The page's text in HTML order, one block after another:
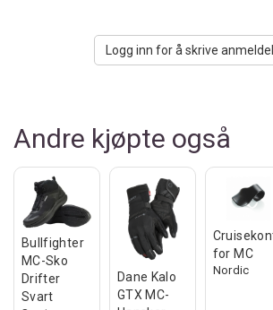
Logg inn for å skrive
Andre kjøpte også
Bullfighter
MC-Sko
Drifter
Svart
Dane Kalo
GTX MC-
for MC
Nordic